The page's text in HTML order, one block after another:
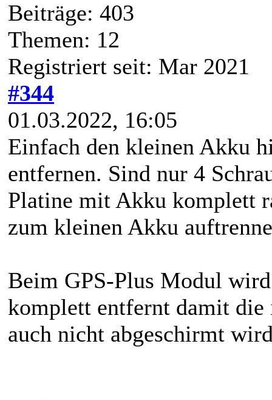
Beiträge: 403
Themen: 12
Registriert seit: Mar 2021
#344
01.03.2022, 16:05
Einfach den kleinen Akku
entfernen. Sind nur 4
Platine mit Akku komplett
zum kleinen Akku
Beim GPS-Plus Modul
komplett entfernt damit die
auch nicht abgeschirmt